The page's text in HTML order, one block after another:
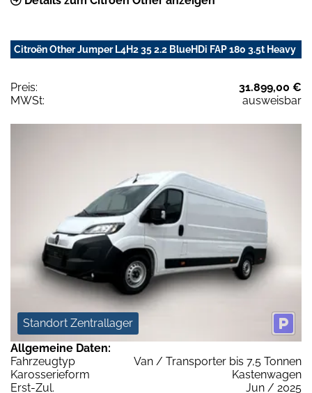
Citroën Other Jumper L4H2 35 2.2 BlueHDi FAP 180 3.5t Heavy
Preis:
31.899,00 €
MWSt:
ausweisbar
Standort Zentrallager
Allgemeine Daten:
Fahrzeugtyp
Van / Transporter bis 7,5 Tonnen
Karosserieform
Kastenwagen
Erst-Zul.
Jun / 2025